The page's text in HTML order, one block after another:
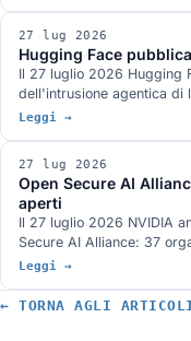
27 lug 2026
Hugging Face
Il 27 luglio 2026 Hugging
dell'intrusione agentica di
mezzo, due vettori di
Leggi →
27 lug 2026
Open Secure AI
aperti
Il 27 luglio 2026 NVIDIA
Secure AI Alliance: 37
ispezionabili, con modelli
bloccato l'analisi forense.
Leggi →
← TORNA AGLI